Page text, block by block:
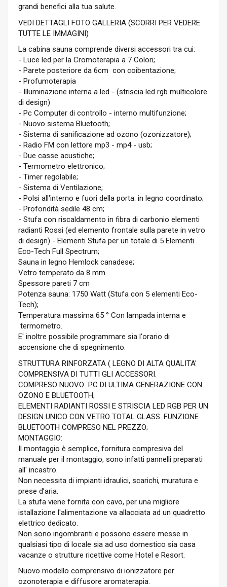
grandi benefici alla tua salute.
VEDI DETTAGLI FOTO GALLERIA (SCORRI PER VEDERE
TUTTE LE IMMAGINI)
La cabina sauna comprende diversi accessori tra cui:
- Luce led per la Cromoterapia a 7 Colori;
- Parete posteriore da 6cm con coibentazione;
- Profumoterapia
- Illuminazione interna a led - (striscia led rgb multicolore
di design)
- Pc Computer di controllo - interno multifunzione;
- Nuovo sistema Bluetooth;
- Sistema di sanificazione ad ozono (ozonizzatore);
- Radio FM con lettore mp3 - mp4 - usb;
- Due casse acustiche;
- Termometro elettronico;
- Timer regolabile;
- Sistema di Ventilazione;
- Polsi all'interno e fuori della porta: in legno coordinato;
- Profondità sedile 48 cm;
- Stufa con riscaldamento in fibra di carbonio elementi
radianti Rossi (ed elemento frontale sulla parete in vetro
di design) - Elementi Stufa per un totale di 5 Elementi
Eco-Tech Full Spectrum;
Sauna in legno Hemlock canadese;
Vetro temperato da 8 mm
Spessore pareti 7 cm
Potenza sauna: 1750 Watt (Stufa con 5 elementi Eco-
Tech);
Temperatura massima 65 ° Con lampada interna e
termometro.
E' inoltre possibile programmare sia l'orario di
accensione che di spegnimento.
STRUTTURA RINFORZATA ( LEGNO DI ALTA QUALITA'
COMPRENSIVA DI TUTTI GLI ACCESSORI.
COMPRESO NUOVO PC DI ULTIMA GENERAZIONE CON
OZONO E BLUETOOTH;
ELEMENTI RADIANTI ROSSI E STRISCIA LED RGB PER UN
DESIGN UNICO CON VETRO TOTAL GLASS. FUNZIONE
BLUETOOTH COMPRESO NEL PREZZO;
MONTAGGIO:
Il montaggio è semplice, fornitura compresiva del
manuale per il montaggio, sono infatti pannelli preparati
all' incastro.
Non necessita di impianti idraulici, scarichi, muratura e
prese d’aria.
La stufa viene fornita con cavo, per una migliore
istallazione l'alimentazione va allacciata ad un quadretto
elettrico dedicato.
Non sono ingombranti e possono essere messe in
qualsiasi tipo di locale sia ad uso domestico sia casa
vacanze o strutture ricettive come Hotel e Resort.
Nuovo modello comprensivo di ionizzatore per
ozonoterapia e diffusore aromaterapia.